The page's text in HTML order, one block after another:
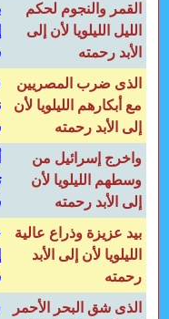
القمر والنجوم لحكم
الليل الليلويا لأن إلى
الأبد رحمته
الذى ضرب المصريين
مع أبكارهم الليلويا لأن
إلى الأبد رحمته
واخرج إسرائيل من
وسطهم الليلويا لأن
إلى الأبد رحمته
بيد عزيزة وذراع عالية
الليلويا لأن إلى الأبد
رحمته
الذى شق البحر الأحمر